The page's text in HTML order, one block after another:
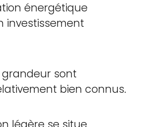
énergétique
investissement
grandeur sont
bien connus.